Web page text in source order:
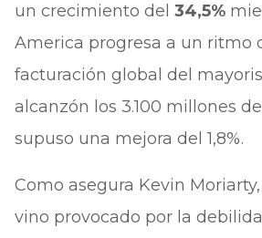
un crecimiento del 34,5%
America progresa a un ritmo
facturación global del
alcanzón los 3.100 millones
supuso una mejora del 1,8%.
Como asegura Kevin
vino provocado por la